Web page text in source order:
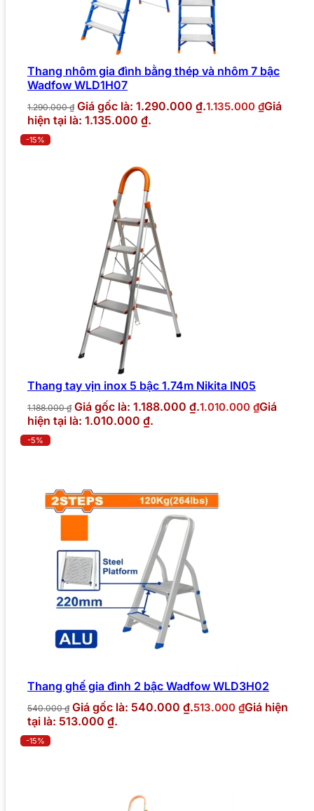
Thang nhôm gia đình bằng thép và nhôm 7 bậc
Wadfow WLD1H07
1.290.000₫ Giá gốc là: 1.290.000 ₫.1.135.000 ₫Giá
hiện tại là: 1.135.000 ₫.
-15%
Thang tay vịn inox 5 bậc 1.74m Nikita IN05
1.188.000₫ Giá gốc là: 1.188.000 ₫.1.010.000 ₫Giá
hiện tại là: 1.010.000 ₫.
-5%
Thang ghế gia đình 2 bậc Wadfow WLD3H02
540.000₫ Giá gốc là: 540.000 ₫.513.000 ₫Giá hiện
tại là: 513.000 ₫.
-15%